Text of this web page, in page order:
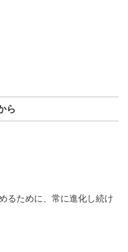
ら
るために、常に進化し続け